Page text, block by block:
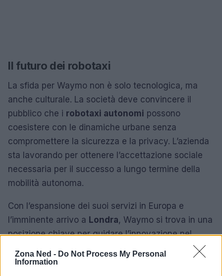
Zona Ned - Do Not Process My Personal
Information
Il futuro dei robotaxi
La sfida per Waymo non è solo tecnologica, ma
anche culturale. La società deve convincere il
pubblico che i robotaxi autonomi possono
coesistere con le dinamiche urbane senza
compromettere la sicurezza e la privacy. L’azienda
sta lavorando per ottenere l’accettazione sociale
necessaria per il successo a lungo termine della
mobilità autonoma.
Con l’espansione dei suoi servizi in Europa e
l’imminente arrivo a Londra, Waymo si trova in una
posizione chiave per guidare l’innovazione nel
settore dei trasporti. Tuttavia, il superamento delle
resistenze culturali e la gestione delle